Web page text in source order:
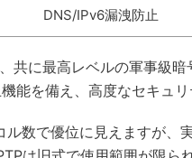
DNS/IPv6漏洩防止
共に最高レベルの軍事級
能を備え、高度なセキュリ
ル数で優位に見えますが、